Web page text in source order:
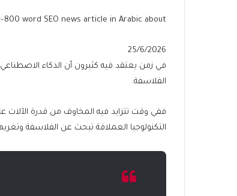
word SEO news article in Arabic about:
Published
On
25/6/2026
25/6/2026
في زمن يعتقد فيه كثيرون أن الذكاء
الفلاسفة.
ففي وقت تتزايد فيه المخاوف من قدرة
التكنولوجيا العملاقة تبحث عن الفلاسفة